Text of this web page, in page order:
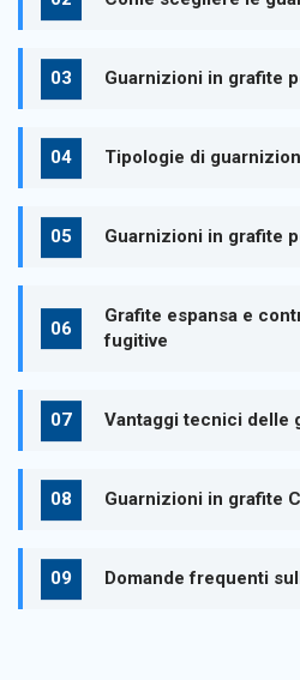
Guarnizioni in grafite
Tipologie di
Guarnizioni in grafite
Grafite espansa e
fugitive
Vantaggi tecnici delle
Guarnizioni in grafite
Domande frequenti